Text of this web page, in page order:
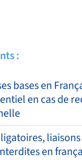
:
bases en
en cas de
en